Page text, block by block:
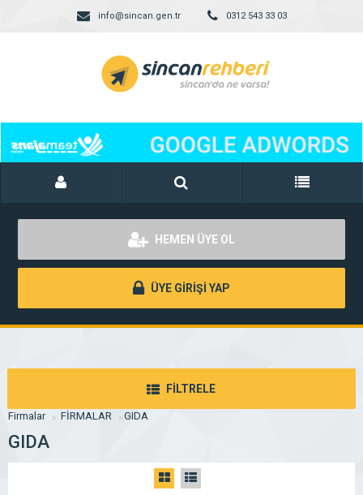
info@sincan.gen.tr 0312 543 33 03
HEMEN ÜYE OL
ÜYE GİRİŞİ YAP
FİLTRELE
Firmalar FİRMALAR GIDA
GIDA